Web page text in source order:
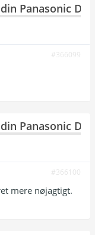
Panasonic DP-
#366099
Panasonic DP-
#366100
mere nøjagtigt.